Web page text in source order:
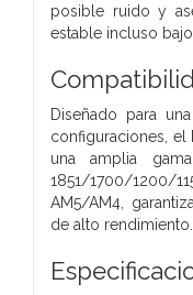
posible ruido y
estable incluso
Diseñado para
configuraciones, el
una amplia
1851/1700/1200/
AM5/AM4,
de alto rendimiento.